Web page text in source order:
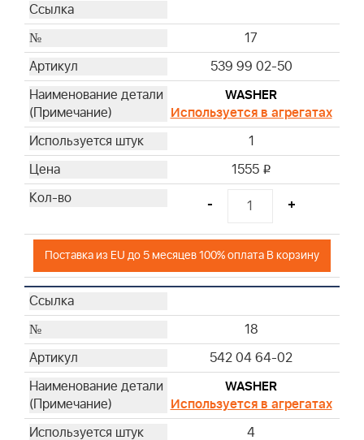
17
539 99 02-50
WASHER
Используется в агрегатах
1
1555 i
- +
Поставка из EU до 5 месяцев 100% оплата В корзину
18
542 04 64-02
WASHER
Используется в агрегатах
4